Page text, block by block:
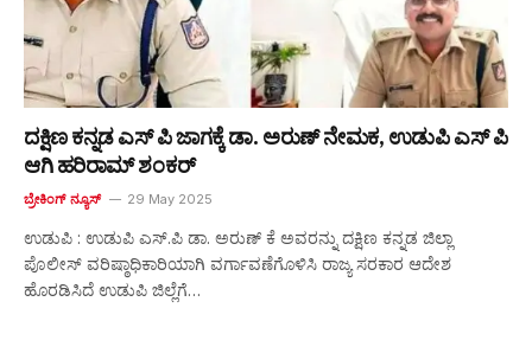
ದಕ್ಷಿಣ ಕನ್ನಡ ಎಸ್ ಪಿ ಜಾಗಕ್ಕೆ ಡಾ. ಅರುಣ್ ನೇಮಕ, ಉಡುಪಿ ಎಸ್ ಪಿ
ಆಗಿ ಹರಿರಾಮ್ ಶಂಕರ್
ಬ್ರೇಕಿಂಗ್ ನ್ಯೂಸ್ 29 May 2025
ಉಡುಪಿ : ಉಡುಪಿ ಎಸ್.ಪಿ ಡಾ. ಅರುಣ್ ಕೆ ಅವರನ್ನು ದಕ್ಷಿಣ ಕನ್ನಡ ಜಿಲ್ಲಾ
ಪೊಲೀಸ್ ವರಿಷ್ಠಾಧಿಕಾರಿಯಾಗಿ ವರ್ಗಾವಣೆಗೊಳಿಸಿ ರಾಜ್ಯ ಸರಕಾರ ಆದೇಶ
ಹೊರಡಿಸಿದೆ ಉಡುಪಿ ಜಿಲ್ಲೆಗೆ…